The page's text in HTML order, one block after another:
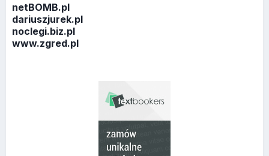
netBOMB.pl
dariuszjurek.pl
noclegi.biz.pl
www.zgred.pl